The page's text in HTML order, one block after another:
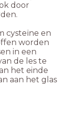
door
cysteïne en
worden
in een
de les te
het einde
aan het glas